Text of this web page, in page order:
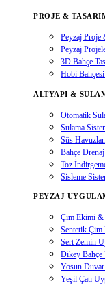
PROJE &
Peyzaj Proje
Peyzaj
3D Bahçe
Hobi Bahçesi
ALTYAPI &
Otomatik
Sulama
Süs
Bahçe
Toz
Sisleme
PEYZAJ
Çim Ekimi &
Sentetik Çim
Sert Zemin
Dikey Bahçe
Yosun Duvar
Yeşil Çatı